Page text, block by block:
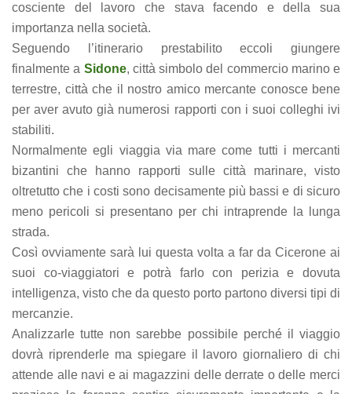
cosciente del lavoro che stava facendo e della sua
importanza nella società.
Seguendo l’itinerario prestabilito eccoli giungere
finalmente a Sidone, città simbolo del commercio marino e
terrestre, città che il nostro amico mercante conosce bene
per aver avuto già numerosi rapporti con i suoi colleghi ivi
stabiliti.
Normalmente egli viaggia via mare come tutti i mercanti
bizantini che hanno rapporti sulle città marinare, visto
oltretutto che i costi sono decisamente più bassi e di sicuro
meno pericoli si presentano per chi intraprende la lunga
strada.
Così ovviamente sarà lui questa volta a far da Cicerone ai
suoi co-viaggiatori e potrà farlo con perizia e dovuta
intelligenza, visto che da questo porto partono diversi tipi di
mercanzie.
Analizzarle tutte non sarebbe possibile perché il viaggio
dovrà riprenderle ma spiegare il lavoro giornaliero di chi
attende alle navi e ai magazzini delle derrate o delle merci